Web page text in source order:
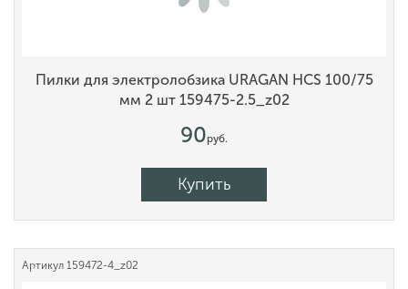
Пилки для электролобзика URAGAN HCS 100/75
мм 2 шт 159475-2.5_z02
90руб.
Купить
Артикул 159472-4_z02